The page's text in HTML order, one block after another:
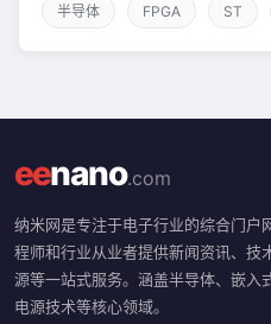
半导体 FPGA ST
eenano.com
纳米网是专注于电子行业的综合门户
程师和行业从业者提供新闻资讯、技
源等一站式服务。涵盖半导体、嵌入
电源技术等核心领域。